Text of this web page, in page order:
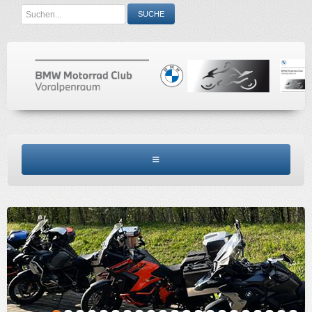
Search
...
SUCHE
CLUBINFO
TERMINE
ACCESSORIES